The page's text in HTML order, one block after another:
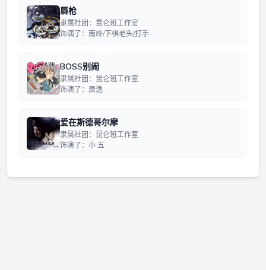
唇枪
隶属社团：昆仑班工作室
饰演了：南岭/下棋老头/打手
BOSS别闹
隶属社团：昆仑班工作室
饰演了：辰逸
爱在斯德哥尔摩
隶属社团：昆仑班工作室
饰演了：小 五